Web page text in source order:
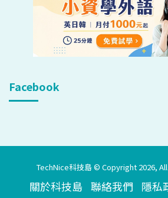
Facebook
TechNice科技島 © Copyright 2026,
關於科技島 聯絡我們 隱私